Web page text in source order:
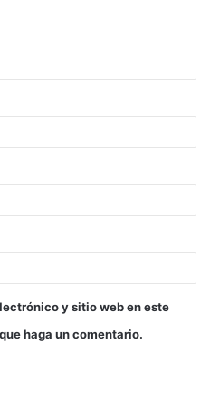
y sitio web en este
haga un comentario.